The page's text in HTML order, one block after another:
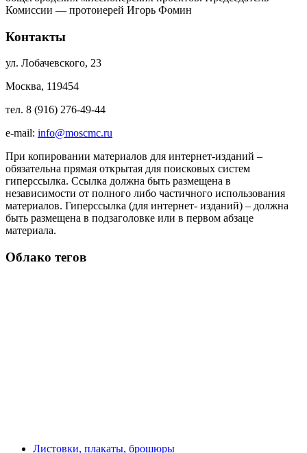
Комиссии — протоиерей Игорь Фомин
Контакты
ул. Лобачевского, 23
Москва, 119454
тел. 8 (916) 276-49-44
e-mail: info@moscmc.ru
При копировании материалов для интернет-изданий –
обязательна прямая открытая для поисковых систем
гиперссылка. Ссылка должна быть размещена в
независимости от полного либо частичного использования
материалов. Гиперссылка (для интернет- изданий) – должна
быть размещена в подзаголовке или в первом абзаце
материала.
Облако тегов
Листовки, плакаты, брошюры